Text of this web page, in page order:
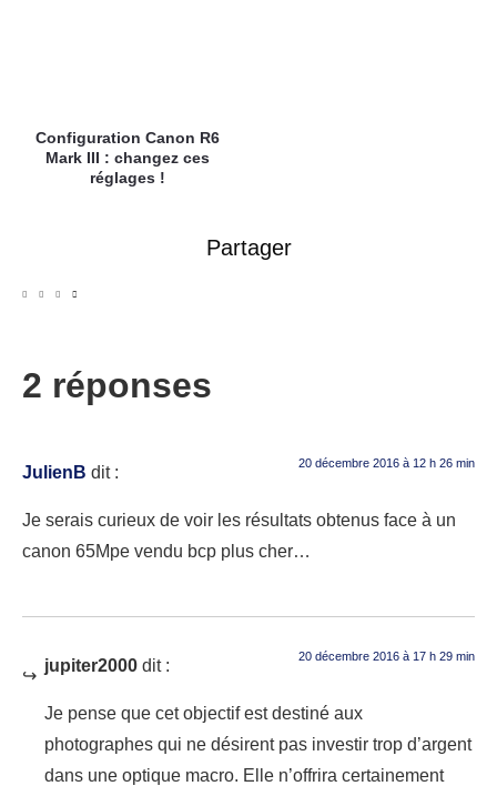
Configuration Canon R6
Mark III : changez ces
réglages !
Partager
2 réponses
JulienB dit : 20 décembre 2016 à 12 h 26 min
Je serais curieux de voir les résultats obtenus face à un
canon 65Mpe vendu bcp plus cher…
jupiter2000 dit : 20 décembre 2016 à 17 h 29 min
Je pense que cet objectif est destiné aux
photographes qui ne désirent pas investir trop d’argent
dans une optique macro. Elle n’offrira certainement